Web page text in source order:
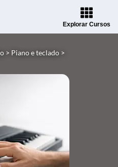
Explorar Cursos
> Piano e teclado >